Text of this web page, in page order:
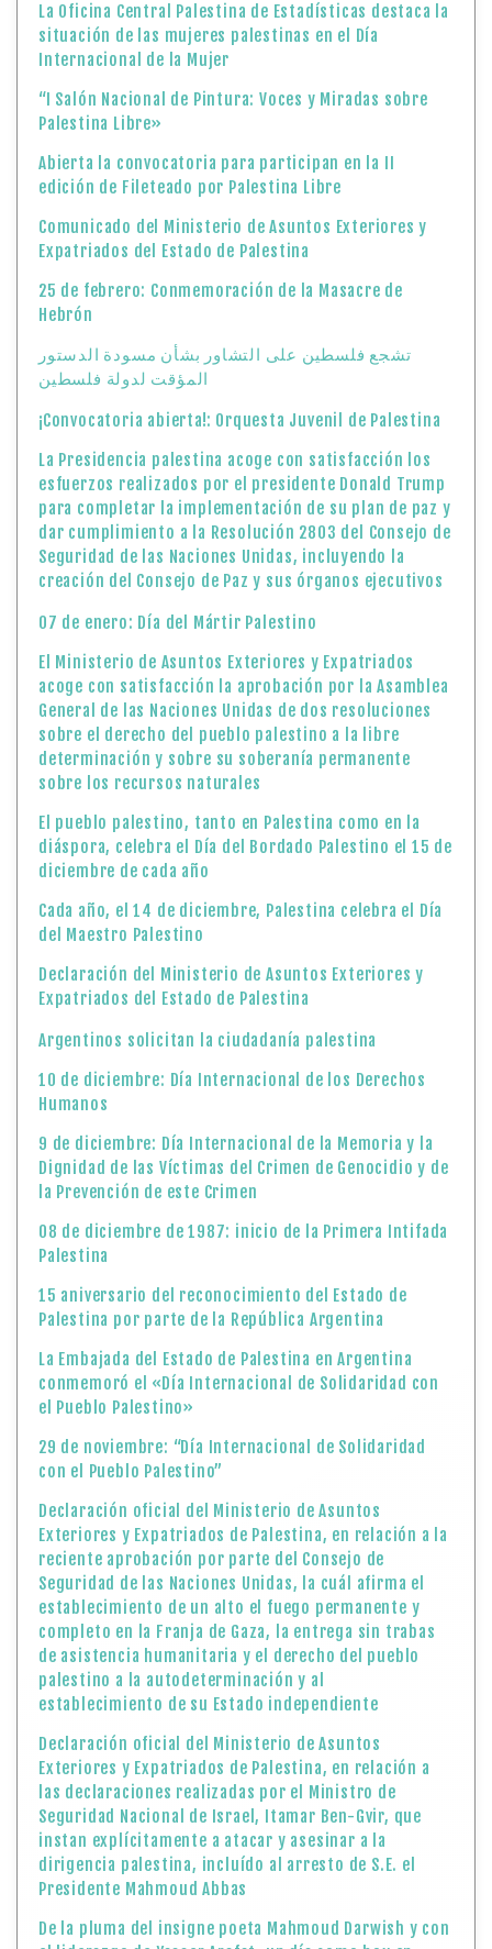
La Oficina Central Palestina de Estadísticas destaca la
situación de las mujeres palestinas en el Día
Internacional de la Mujer
“I Salón Nacional de Pintura: Voces y Miradas sobre
Palestina Libre»
Abierta la convocatoria para participan en la II
edición de Fileteado por Palestina Libre
Comunicado del Ministerio de Asuntos Exteriores y
Expatriados del Estado de Palestina
25 de febrero: Conmemoración de la Masacre de
Hebrón
تشجع فلسطين على التشاور بشأن مسودة الدستور
المؤقت لدولة فلسطين
¡Convocatoria abierta!: Orquesta Juvenil de Palestina
La Presidencia palestina acoge con satisfacción los
esfuerzos realizados por el presidente Donald Trump
para completar la implementación de su plan de paz y
dar cumplimiento a la Resolución 2803 del Consejo de
Seguridad de las Naciones Unidas, incluyendo la
creación del Consejo de Paz y sus órganos ejecutivos
07 de enero: Día del Mártir Palestino
El Ministerio de Asuntos Exteriores y Expatriados
acoge con satisfacción la aprobación por la Asamblea
General de las Naciones Unidas de dos resoluciones
sobre el derecho del pueblo palestino a la libre
determinación y sobre su soberanía permanente
sobre los recursos naturales
El pueblo palestino, tanto en Palestina como en la
diáspora, celebra el Día del Bordado Palestino el 15 de
diciembre de cada año
Cada año, el 14 de diciembre, Palestina celebra el Día
del Maestro Palestino
Declaración del Ministerio de Asuntos Exteriores y
Expatriados del Estado de Palestina
Argentinos solicitan la ciudadanía palestina
10 de diciembre: Día Internacional de los Derechos
Humanos
9 de diciembre: Día Internacional de la Memoria y la
Dignidad de las Víctimas del Crimen de Genocidio y de
la Prevención de este Crimen
08 de diciembre de 1987: inicio de la Primera Intifada
Palestina
15 aniversario del reconocimiento del Estado de
Palestina por parte de la República Argentina
La Embajada del Estado de Palestina en Argentina
conmemoró el «Día Internacional de Solidaridad con
el Pueblo Palestino»
29 de noviembre: “Día Internacional de Solidaridad
con el Pueblo Palestino”
Declaración oficial del Ministerio de Asuntos
Exteriores y Expatriados de Palestina, en relación a la
reciente aprobación por parte del Consejo de
Seguridad de las Naciones Unidas, la cuál afirma el
establecimiento de un alto el fuego permanente y
completo en la Franja de Gaza, la entrega sin trabas
de asistencia humanitaria y el derecho del pueblo
palestino a la autodeterminación y al
establecimiento de su Estado independiente
Declaración oficial del Ministerio de Asuntos
Exteriores y Expatriados de Palestina, en relación a
las declaraciones realizadas por el Ministro de
Seguridad Nacional de Israel, Itamar Ben-Gvir, que
instan explícitamente a atacar y asesinar a la
dirigencia palestina, incluído al arresto de S.E. el
Presidente Mahmoud Abbas
De la pluma del insigne poeta Mahmoud Darwish y con